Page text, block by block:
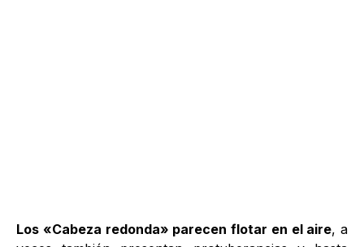
Los «Cabeza redonda» parecen flotar en el aire, a